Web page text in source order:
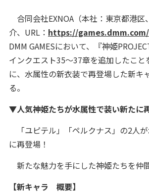
合同会社EXNOA（本社：東京都港区
介、URL： https://games.dmm.com/
DMM GAMESにおいて、『神姫
インクエスト35～37章を追加したこと
に、水属性の新衣装で再登場した新キ
る。
▼人気神姫たちが水属性で装い新たに
「ユピテル」「ペルクナス」の2人
に再登場！
新たな魅力を手にした神姫たちを仲
【新キャラ 概要】